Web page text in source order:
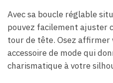
Avec sa boucle réglable
pouvez facilement ajuster
tour de tête. Osez affirmer
accessoire de mode qui
charismatique à votre